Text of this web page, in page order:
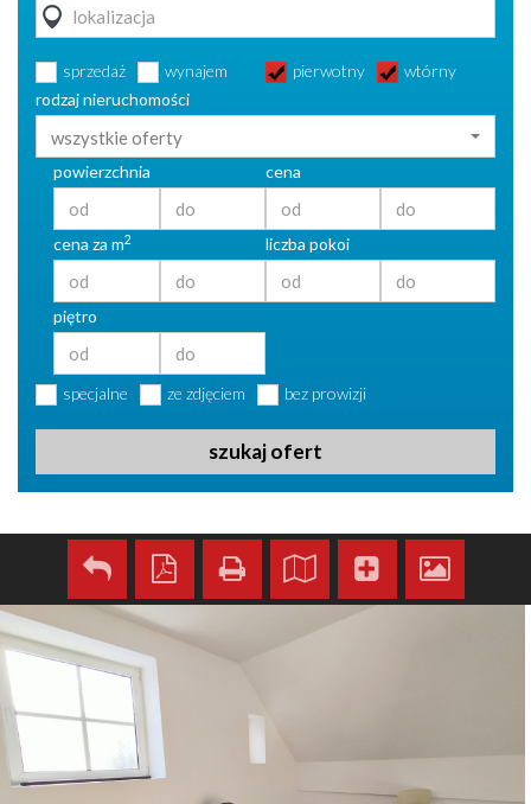
sprzedaż wynajem pierwotny
wtórny
rodzaj nieruchomości
wszystkie oferty
powierzchnia cena
cena za m2 liczba pokoi
piętro
specjalne ze zdjęciem bez prowizji
szukaj ofert